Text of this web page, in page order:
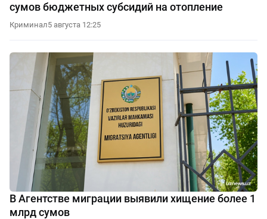
сумов бюджетных субсидий на отопление
Криминал5 августа 12:25
В Агентстве миграции выявили хищение более 1
млрд сумов